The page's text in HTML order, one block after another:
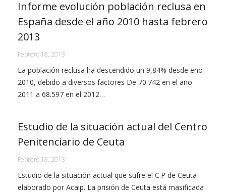
Informe evolución población reclusa en
España desde el año 2010 hasta febrero
2013
Febrero 18, 2013
La población reclusa ha descendido un 9,84% desde eño
2010, debido a diversos factores De 70.742 en el año
2011 a 68.597 en el 2012…
Estudio de la situación actual del Centro
Penitenciario de Ceuta
Febrero 18, 2013
Estudio de la situación actual que sufre el C.P de Ceuta
elaborado por Acaip. La prisión de Ceuta está masificada